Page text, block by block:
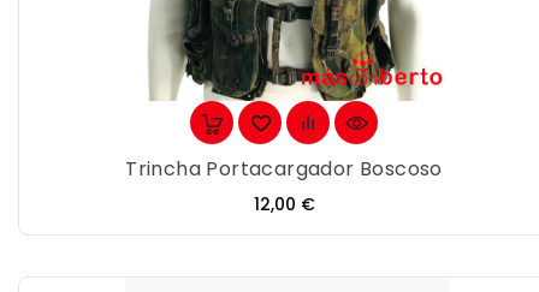
Trincha Portacargador Boscoso
Precio
12,00 €